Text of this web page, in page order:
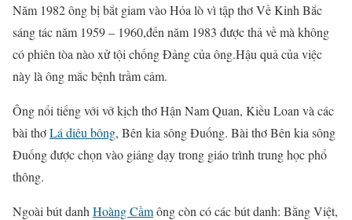
Năm 1982 ông bị bắt giam vào Hỏa lò vì tập thơ Về Kinh Bắc
sáng tác năm 1959 – 1960,đến năm 1983 được thả về mà không
có phiên tòa nào xử tội chống Đảng của ông.Hậu quả của việc
này là ông mắc bệnh trầm cảm.
Ông nổi tiếng với vở kịch thơ Hận Nam Quan, Kiều Loan và các
bài thơLá diêu bông, Bên kia sông Đuống. Bài thơ Bên kia sông
Đuống được chọn vào giảng dạy trong giáo trình trung học phổ
thông.
Ngoài bút danh Hoàng Cầmông còn có các bút danh: Bằng Việt,